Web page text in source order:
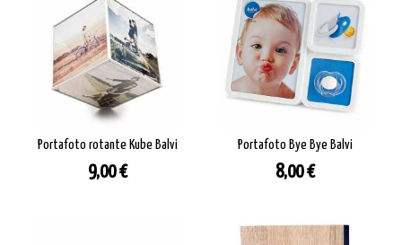
Portafoto rotante Kube Balvi
Prezzo
9,00 €
Portafoto Bye Bye Balvi
Prezzo
8,00 €